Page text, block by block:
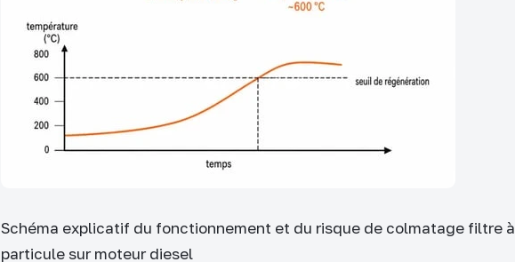
Schéma explicatif du fonctionnement et du risque de colmatage filtre à
particule sur moteur diesel